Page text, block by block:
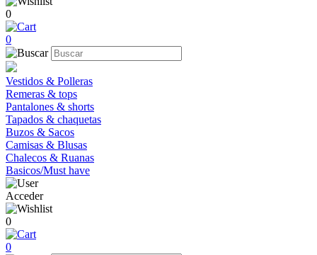
0
0
Vestidos & Polleras
Remeras & tops
Pantalones & shorts
Tapados & chaquetas
Buzos & Sacos
Camisas & Blusas
Chalecos & Ruanas
Basicos/Must have
Acceder
0
0